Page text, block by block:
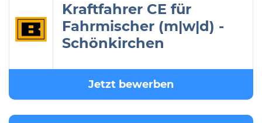
Kraftfahrer CE für
Fahrmischer (m|w|d) -
Schönkirchen
Jetzt bewerben